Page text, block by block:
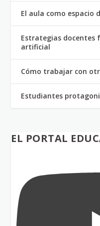
El aula como espacio
Estrategias docentes
artificial
Cómo trabajar con
Estudiantes
EL PORTAL